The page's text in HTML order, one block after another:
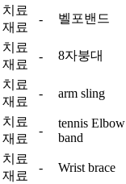
치료
재료
- 벨포밴드
치료
재료
- 8자붕대
치료
재료
- arm sling
치료
재료
-
tennis Elbow
band
치료
재료
- Wrist brace